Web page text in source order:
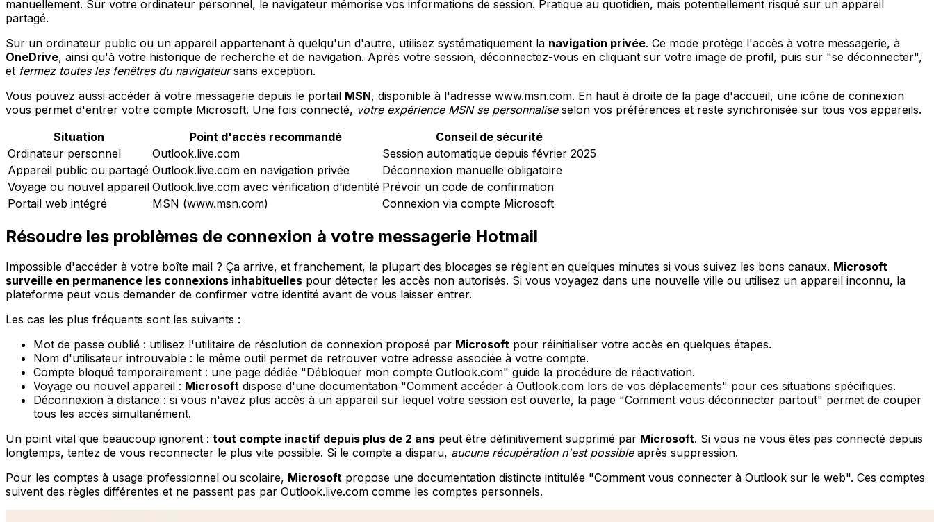
manuellement. Sur votre ordinateur personnel, le navigateur mémorise vos informations de session. Pratique au quotidien, mais potentiellement risqué sur un appareil
partagé.
Sur un ordinateur public ou un appareil appartenant à quelqu'un d'autre, utilisez systématiquement la navigation privée. Ce mode protège l'accès à votre messagerie, à
OneDrive, ainsi qu'à votre historique de recherche et de navigation. Après votre session, déconnectez-vous en cliquant sur votre image de profil, puis sur "se déconnecter",
et fermez toutes les fenêtres du navigateursans exception.
Vous pouvez aussi accéder à votre messagerie depuis le portail MSN, disponible à l'adresse www.msn.com. En haut à droite de la page d'accueil, une icône de connexion
vous permet d'entrer votre compte Microsoft. Une fois connecté, votre expérience MSN se personnaliseselon vos préférences et reste synchronisée sur tous vos appareils.
Situation
Point d'accès recommandé
Conseil de sécurité
Ordinateur personnel
Outlook.live.com
Session automatique depuis février 2025
Appareil public ou partagé Outlook.live.com en navigation privée
Déconnexion manuelle obligatoire
Voyage ou nouvel appareil Outlook.live.com avec vérification d'identité Prévoir un code de confirmation
Portail web intégré
MSN (www.msn.com) Connexion via compte Microsoft
Résoudre les problèmes de connexion à votre messagerie Hotmail
Impossible d'accéder à votre boîte mail ? Ça arrive, et franchement, la plupart des blocages se règlent en quelques minutes si vous suivez les bons canaux. Microsoft
surveille en permanence les connexions inhabituelles pour détecter les accès non autorisés. Si vous voyagez dans une nouvelle ville ou utilisez un appareil inconnu, la
plateforme peut vous demander de confirmer votre identité avant de vous laisser entrer.
Les cas les plus fréquents sont les suivants :
Mot de passe oublié : utilisez l'utilitaire de résolution de connexion proposé par Microsoft pour réinitialiser votre accès en quelques étapes.
Nom d'utilisateur introuvable : le même outil permet de retrouver votre adresse associée à votre compte.
Compte bloqué temporairement : une page dédiée "Débloquer mon compte Outlook.com" guide la procédure de réactivation.
Voyage ou nouvel appareil : Microsoft dispose d'une documentation "Comment accéder à Outlook.com lors de vos déplacements" pour ces situations spécifiques.
Déconnexion à distance : si vous n'avez plus accès à un appareil sur lequel votre session est ouverte, la page "Comment vous déconnecter partout" permet de couper
tous les accès simultanément.
Un point vital que beaucoup ignorent : tout compte inactif depuis plus de 2 ans peut être définitivement supprimé par Microsoft. Si vous ne vous êtes pas connecté depuis
longtemps, tentez de vous reconnecter le plus vite possible. Si le compte a disparu, aucune récupération n'est possibleaprès suppression.
Pour les comptes à usage professionnel ou scolaire, Microsoft propose une documentation distincte intitulée "Comment vous connecter à Outlook sur le web". Ces comptes
suivent des règles différentes et ne passent pas par Outlook.live.com comme les comptes personnels.